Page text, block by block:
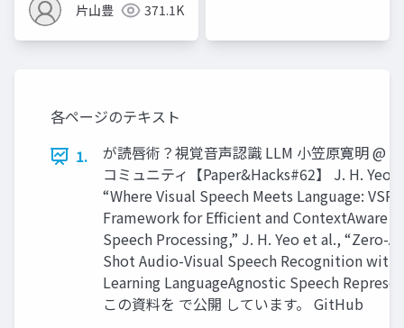
片山豊 371.1K
各ページのテキスト
1.
が読唇術？視覚音声認識 LLM 小笠原寛明 @
コミュニティ【Paper&Hacks#62】 J. H. Yeo
“Where Visual Speech Meets Language: VSP-
Framework for Efficient and ContextAware
Speech Processing,” J. H. Yeo et al., “Zero-
Shot Audio-Visual Speech Recognition with
Learning LanguageAgnostic Speech
この資料を で公開 しています。 GitHub